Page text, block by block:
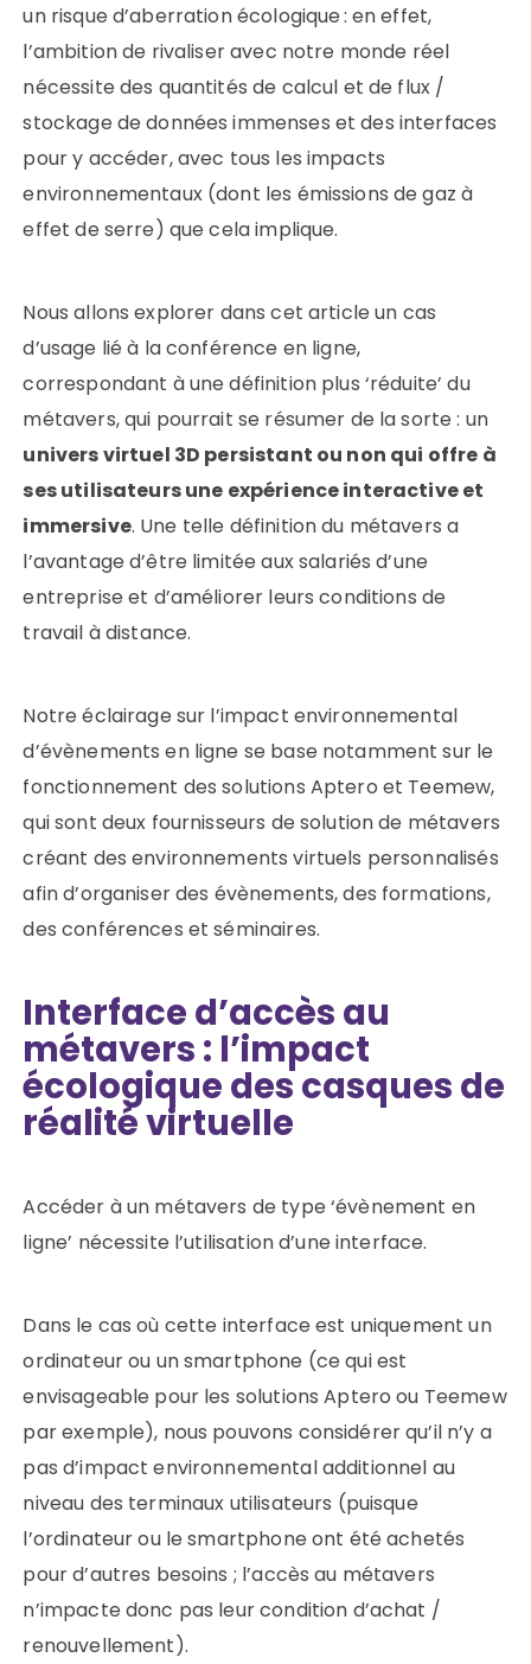
un risque d’aberration écologique : en effet,
l’ambition de rivaliser avec notre monde réel
nécessite des quantités de calcul et de flux /
stockage de données immenses et des interfaces
pour y accéder, avec tous les impacts
environnementaux (dont les émissions de gaz à
effet de serre) que cela implique.
Nous allons explorer dans cet article un cas
d’usage lié à la conférence en ligne,
correspondant à une définition plus ‘réduite’ du
métavers, qui pourrait se résumer de la sorte : un
univers virtuel 3D persistant ou non qui offre à
ses utilisateurs une expérience interactive et
immersive. Une telle définition du métavers a
l’avantage d’être limitée aux salariés d’une
entreprise et d’améliorer leurs conditions de
travail à distance.
Notre éclairage sur l’impact environnemental
d’évènements en ligne se base notamment sur le
fonctionnement des solutions Aptero et Teemew,
qui sont deux fournisseurs de solution de métavers
créant des environnements virtuels personnalisés
afin d’organiser des évènements, des formations,
des conférences et séminaires.
Interface d’accès au
métavers : l’impact
écologique des casques de
réalité virtuelle
Accéder à un métavers de type ‘évènement en
ligne’ nécessite l’utilisation d’une interface.
Dans le cas où cette interface est uniquement un
ordinateur ou un smartphone (ce qui est
envisageable pour les solutions Aptero ou Teemew
par exemple), nous pouvons considérer qu’il n’y a
pas d’impact environnemental additionnel au
niveau des terminaux utilisateurs (puisque
l’ordinateur ou le smartphone ont été achetés
pour d’autres besoins ; l’accès au métavers
n’impacte donc pas leur condition d’achat /
renouvellement).